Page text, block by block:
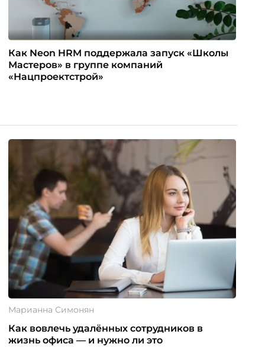
Как Neon HRM поддержала запуск «Школы
Мастеров» в группе компаний
«Нацпроектстрой»
Марианна Симонян
Как вовлечь удалённых сотрудников в
жизнь офиса — и нужно ли это